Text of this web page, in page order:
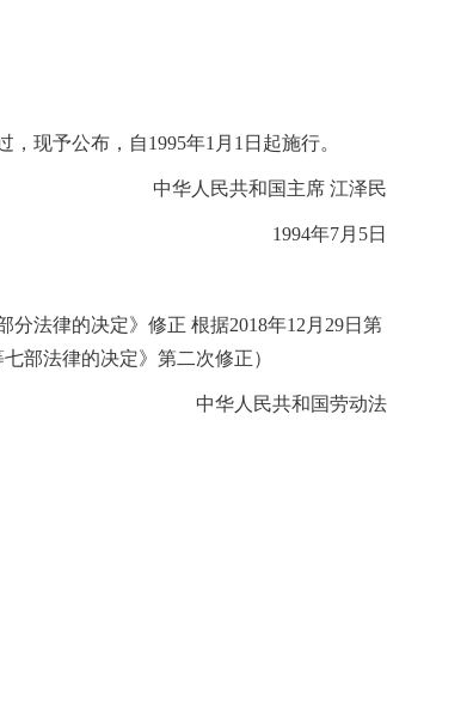
现予公布，自1995年1月1日起施行。
中华人民共和国主席 江泽民
1994年7月5日
分法律的决定》修正 根据2018年12月29日第
部法律的决定》第二次修正）
中华人民共和国劳动法